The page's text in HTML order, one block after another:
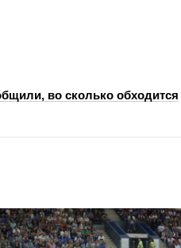
во сколько обходится